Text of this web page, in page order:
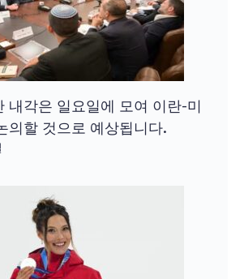
내각은 일요일에 모여 이란-미
의할 것으로 예상됩니다.